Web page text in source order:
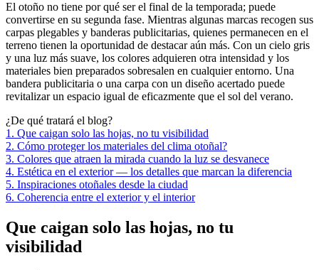
El otoño no tiene por qué ser el final de la temporada; puede
convertirse en su segunda fase. Mientras algunas marcas recogen sus
carpas plegables y banderas publicitarias, quienes permanecen en el
terreno tienen la oportunidad de destacar aún más. Con un cielo gris
y una luz más suave, los colores adquieren otra intensidad y los
materiales bien preparados sobresalen en cualquier entorno. Una
bandera publicitaria o una carpa con un diseño acertado puede
revitalizar un espacio igual de eficazmente que el sol del verano.
¿De qué tratará el blog?
1. Que caigan solo las hojas, no tu visibilidad
2. Cómo proteger los materiales del clima otoñal?
3. Colores que atraen la mirada cuando la luz se desvanece
4. Estética en el exterior — los detalles que marcan la diferencia
5. Inspiraciones otoñales desde la ciudad
6. Coherencia entre el exterior y el interior
Que caigan solo las hojas, no tu
visibilidad